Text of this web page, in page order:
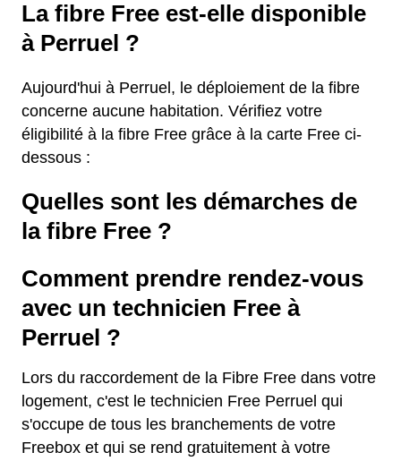
La fibre Free est-elle disponible
à Perruel ?
Aujourd'hui à Perruel, le déploiement de la fibre
concerne aucune habitation. Vérifiez votre
éligibilité à la fibre Free grâce à la carte Free ci-
dessous :
Quelles sont les démarches de
la fibre Free ?
Comment prendre rendez-vous
avec un technicien Free à
Perruel ?
Lors du raccordement de la Fibre Free dans votre
logement, c'est le technicien Free Perruel qui
s'occupe de tous les branchements de votre
Freebox et qui se rend gratuitement à votre